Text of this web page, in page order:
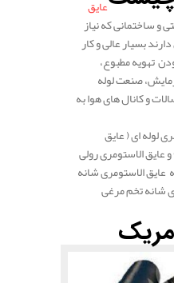
عایق
و ساختمانی که نیاز
بسیار عالی و کار
تهویه مطبوع،
صنعت لوله
و کانال های هوا به
لوله ای ( عایق
عایق الاستومری رولی
الاستومری شانه
شانه تخم مرغی